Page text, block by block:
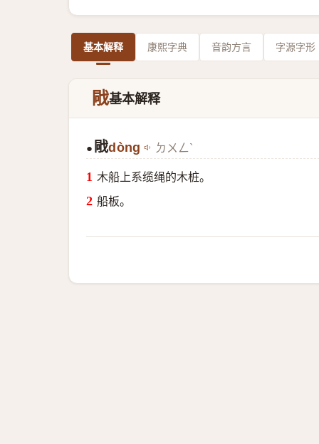
基本解释 康熙字典 音韵方言 字源字形
戙基本解释
● 戙dòng ㄉㄨㄥˋ
木船上系缆绳的木桩。
船板。